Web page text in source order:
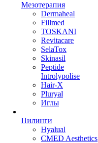
Мезотерапия
Dermaheal
Fillmed
TOSKANI
Revitacare
SelaTox
Skinasil
Peptide
Introlypolise
Hair-X
Pluryal
Иглы
Пилинги
Hyalual
CMED Aesthetics